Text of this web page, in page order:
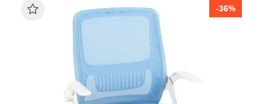
Logare -36%